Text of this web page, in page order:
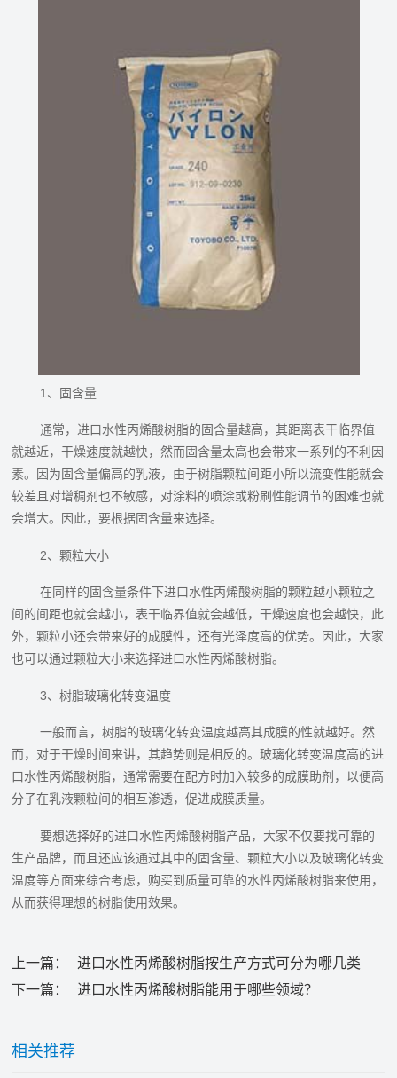
1、固含量
通常，进口水性丙烯酸树脂‍的固含量越高，其距离表干临界值
就越近，干燥速度就越快，然而固含量太高也会带来一系列的不利因
素。因为固含量偏高的乳液，由于树脂颗粒间距小所以流变性能就会
较差且对增稠剂也不敏感，对涂料的喷涂或粉刷性能调节的困难也就
会增大。因此，要根据固含量来选择。
2、颗粒大小
在同样的固含量条件下进口水性丙烯酸树脂‍的颗粒越小颗粒之
间的间距也就会越小，表干临界值就会越低，干燥速度也会越快，此
外，颗粒小还会带来好的成膜性，还有光泽度高的优势。因此，大家
也可以通过颗粒大小来选择进口水性丙烯酸树脂‍。
3、树脂玻璃化转变温度
一般而言，树脂的玻璃化转变温度越高其成膜的性就越好。然
而，对于干燥时间来讲，其趋势则是相反的。玻璃化转变温度高的进
口水性丙烯酸树脂‍，通常需要在配方时加入较多的成膜助剂，以便高
分子在乳液颗粒间的相互渗透，促进成膜质量。
要想选择好的进口水性丙烯酸树脂‍产品，大家不仅要找可靠的
生产品牌，而且还应该通过其中的固含量、颗粒大小以及玻璃化转变
温度等方面来综合考虑，购买到质量可靠的水性丙烯酸树脂来使用，
从而获得理想的树脂使用效果。
上一篇：
进口水性丙烯酸树脂按生产方式可分为哪几类
下一篇：
进口水性丙烯酸树脂能用于哪些领域？
相关推荐